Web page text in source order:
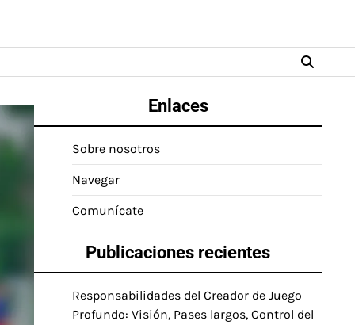
Enlaces
Sobre nosotros
Navegar
Comunícate
Publicaciones recientes
Responsabilidades del Creador de Juego
Profundo: Visión, Pases largos, Control del